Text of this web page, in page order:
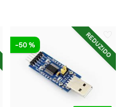
REDUZIDO
-50 %